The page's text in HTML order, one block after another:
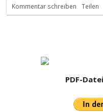
Kommentar schreiben Teilen
PDF-